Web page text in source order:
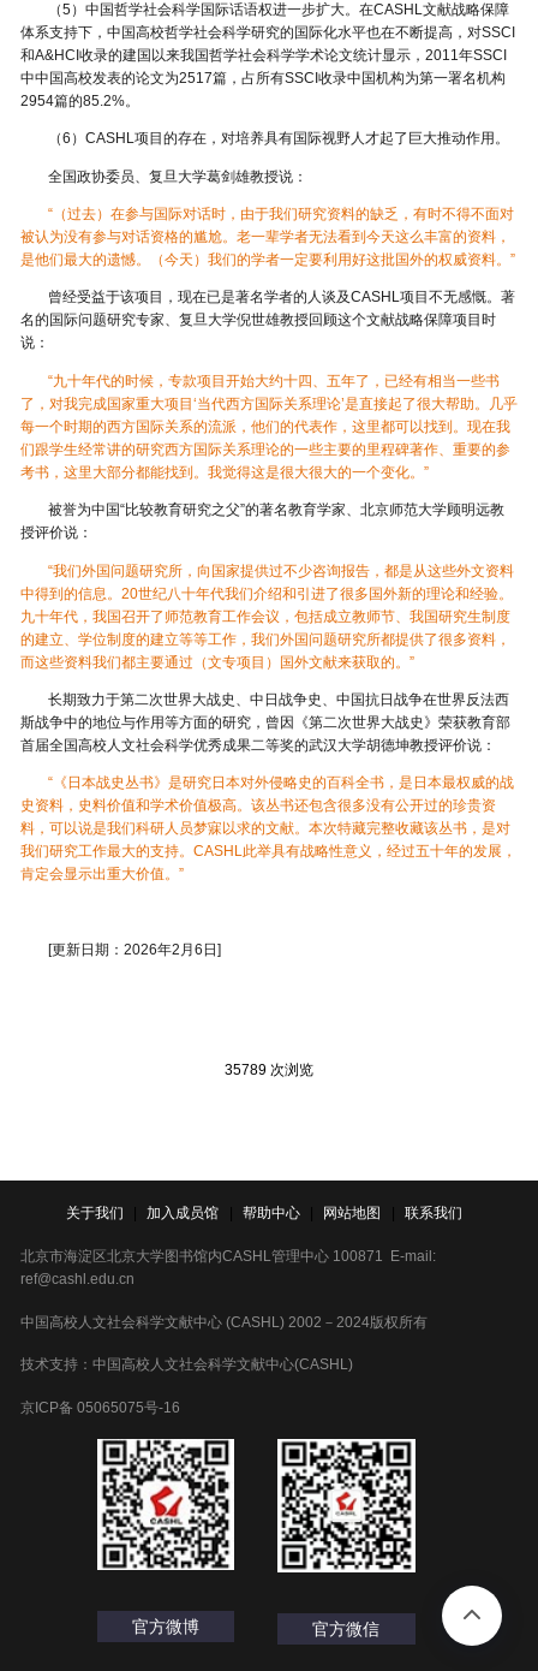
（5）中国哲学社会科学国际话语权进一步扩大。在CASHL文献战略保障
体系支持下，中国高校哲学社会科学研究的国际化水平也在不断提高，对SSCI
和A&HCI收录的建国以来我国哲学社会科学学术论文统计显示，2011年SSCI
中中国高校发表的论文为2517篇，占所有SSCI收录中国机构为第一署名机构
2954篇的85.2%。
（6）CASHL项目的存在，对培养具有国际视野人才起了巨大推动作用。
全国政协委员、复旦大学葛剑雄教授说：
“（过去）在参与国际对话时，由于我们研究资料的缺乏，有时不得不面对
被认为没有参与对话资格的尴尬。老一辈学者无法看到今天这么丰富的资料，
是他们最大的遗憾。（今天）我们的学者一定要利用好这批国外的权威资料。”
曾经受益于该项目，现在已是著名学者的人谈及CASHL项目不无感慨。著
名的国际问题研究专家、复旦大学倪世雄教授回顾这个文献战略保障项目时
说：
“九十年代的时候，专款项目开始大约十四、五年了，已经有相当一些书
了，对我完成国家重大项目‘当代西方国际关系理论’是直接起了很大帮助。几乎
每一个时期的西方国际关系的流派，他们的代表作，这里都可以找到。现在我
们跟学生经常讲的研究西方国际关系理论的一些主要的里程碑著作、重要的参
考书，这里大部分都能找到。我觉得这是很大很大的一个变化。”
被誉为中国“比较教育研究之父”的著名教育学家、北京师范大学顾明远教
授评价说：
“我们外国问题研究所，向国家提供过不少咨询报告，都是从这些外文资料
中得到的信息。20世纪八十年代我们介绍和引进了很多国外新的理论和经验。
九十年代，我国召开了师范教育工作会议，包括成立教师节、我国研究生制度
的建立、学位制度的建立等等工作，我们外国问题研究所都提供了很多资料，
而这些资料我们都主要通过（文专项目）国外文献来获取的。”
长期致力于第二次世界大战史、中日战争史、中国抗日战争在世界反法西
斯战争中的地位与作用等方面的研究，曾因《第二次世界大战史》荣获教育部
首届全国高校人文社会科学优秀成果二等奖的武汉大学胡德坤教授评价说：
“《日本战史丛书》是研究日本对外侵略史的百科全书，是日本最权威的战
史资料，史料价值和学术价值极高。该丛书还包含很多没有公开过的珍贵资
料，可以说是我们科研人员梦寐以求的文献。本次特藏完整收藏该丛书，是对
我们研究工作最大的支持。CASHL此举具有战略性意义，经过五十年的发展，
肯定会显示出重大价值。”
[更新日期：2026年2月6日]
35789 次浏览
关于我们 加入成员馆 帮助中心 网站地图 联系我们
北京市海淀区北京大学图书馆内CASHL管理中心 100871 E-mail:
ref@cashl.edu.cn
中国高校人文社会科学文献中心 (CASHL) 2002－2024版权所有
技术支持：中国高校人文社会科学文献中心(CASHL)
京ICP备 05065075号-16
官方微博 官方微信